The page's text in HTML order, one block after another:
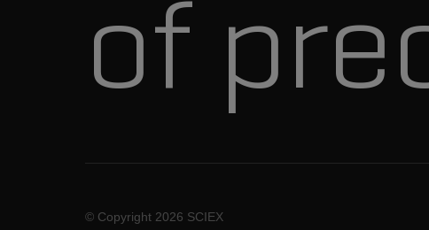
of
© Copyright 2026 SCIEX